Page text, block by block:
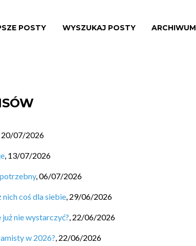
POSTY WYSZUKAJ POSTY ARCHIWUM
20/07/2026
, 13/07/2026
,06/07/2026
nich coś dla siebie, 29/06/2026
nie wystarczyć?, 22/06/2026
w 2026?, 22/06/2026